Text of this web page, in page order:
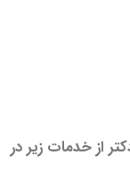
زیر در